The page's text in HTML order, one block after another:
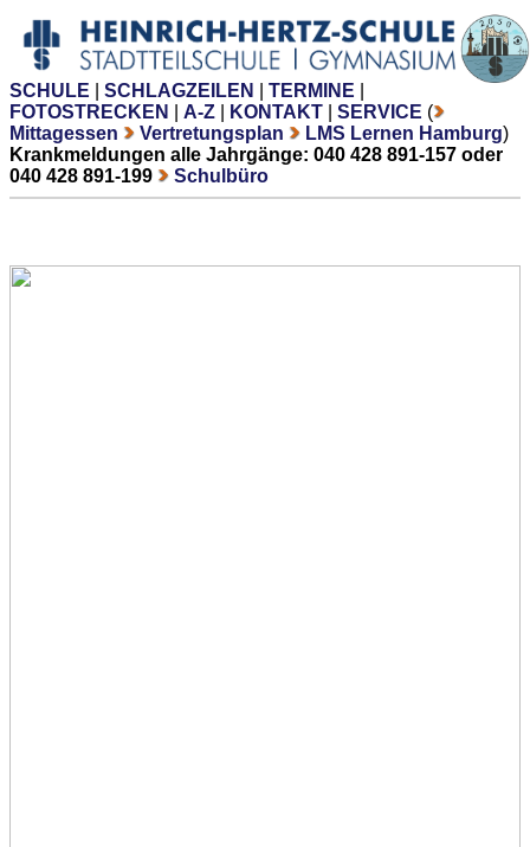
SCHULE SCHLAGZEILEN TERMINE
FOTOSTRECKEN
A-Z KONTAKT SERVICE (
Mittagessen
Vertretungsplan LMS Lernen Hamburg)
Krankmeldungen alle Jahrgänge: 040 428 891-157 oder
040 428 891-199
Schulbüro